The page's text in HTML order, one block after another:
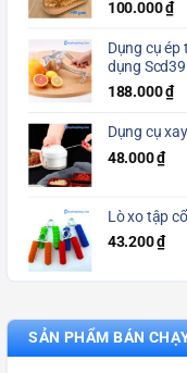
100.000₫
Dụng cụ
dụng
188.000₫
Dụng cụ
48.000₫
Lò xo tập
43.200₫
SẢN PHẨM BÁN